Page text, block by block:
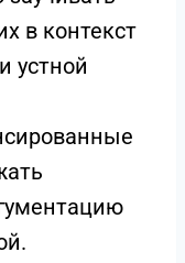
в контекст
устной